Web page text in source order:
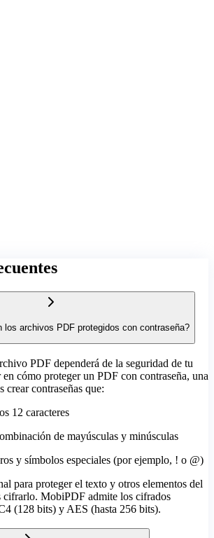
los archivos PDF protegidos con contraseña?
PDF dependerá de la seguridad de tu
cómo proteger un PDF con contraseña, una
crear contraseñas que:
12 caracteres
de mayúsculas y minúsculas
y símbolos especiales (por ejemplo, ! o @)
para proteger el texto y otros elementos del
cifrarlo. MobiPDF admite los cifrados
(128 bits) y AES (hasta 256 bits).